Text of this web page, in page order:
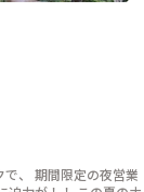
、 期間限定の夜営